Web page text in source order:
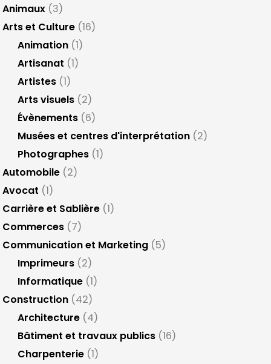
Animaux (3)
Arts et Culture (16)
Animation(1)
Artisanat (1)
Artistes(1)
Arts visuels(2)
Évènements(6)
Musées et centres d'interprétation(2)
Photographes(1)
Automobile (2)
Avocat (1)
Carrière et Sablière (1)
Commerces (7)
Communication et Marketing (5)
Imprimeurs(2)
Informatique(1)
Construction (42)
Architecture(4)
Bâtiment et travaux publics(16)
Charpenterie(1)